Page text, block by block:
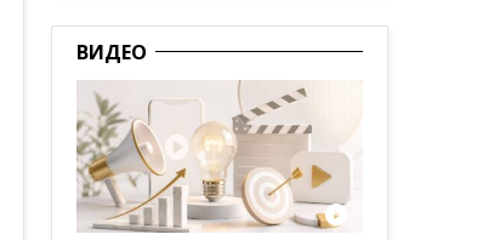
ВИДЕО